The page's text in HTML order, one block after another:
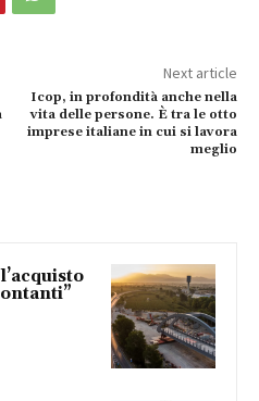
Next article
Icop, in profondità anche nella
vita delle persone. È tra le otto
imprese italiane in cui si lavora
meglio